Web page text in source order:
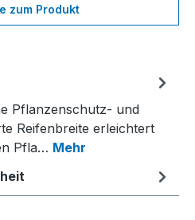
zum Produkt
Pflanzenschutz- und
Reifenbreite erleichtert
Pfla… Mehr